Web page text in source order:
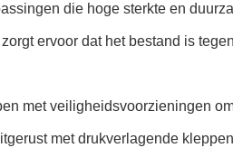
die hoge sterkte en
ervoor dat het bestand is
met veiligheidsvoorzieningen
met drukverlagende